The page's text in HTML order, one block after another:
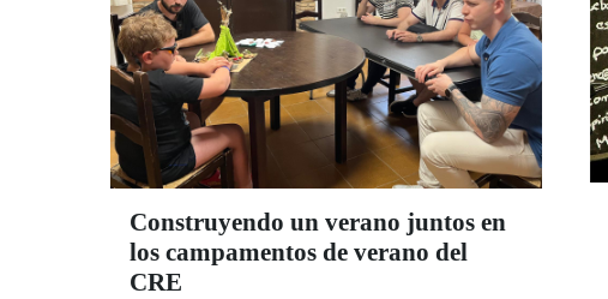
Construyendo un verano juntos en
los campamentos de verano del
CRE